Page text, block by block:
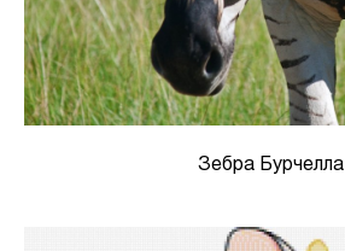
Зебра Бурчелла